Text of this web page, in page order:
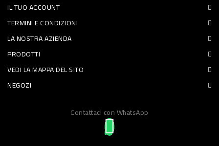
PIATTI
PRONTI
E
CONDIMENTI
IL TUO ACCOUNT
TERMINI E CONDIZIONI
LA NOSTRA AZIENDA
PRODOTTI
VEDI LA MAPPA DEL SITO
NEGOZI
Contattaci con WhatsApp